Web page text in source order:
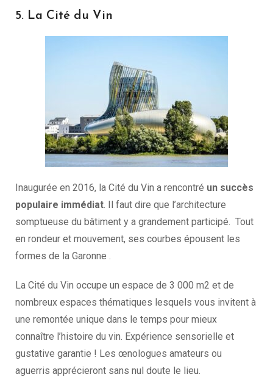
5. La Cité du Vin
Inaugurée en 2016, la Cité du Vin a rencontré un succès
populaire immédiat . Il faut dire que l’architecture
somptueuse du bâtiment y a grandement participé. Tout
en rondeur et mouvement, ses courbes épousent les
formes de la Garonne .
La Cité du Vin occupe un espace de 3 000 m2 et de
nombreux espaces thématiques lesquels vous invitent à
une remontée unique dans le temps pour mieux
connaître l’histoire du vin. Expérience sensorielle et
gustative garantie ! Les œnologues amateurs ou
aguerris apprécieront sans nul doute le lieu.